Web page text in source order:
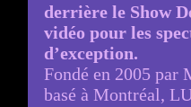
derrière le Show
vidéo pour les
d’exception.
Fondé en 2005 par
basé à Montréal,